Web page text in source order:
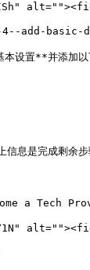
4--add-
设置**并添加以
息是完成剩余步
a Tech